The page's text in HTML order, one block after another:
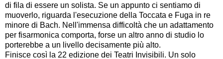
di fila di essere un solista. Se un appunto ci sentiamo di
muoverlo, riguarda l'esecuzione della Toccata e Fuga in re
minore di Bach. Nell'immensa difficoltà che un adattamento
per fisarmonica comporta, forse un altro anno di studio lo
porterebbe a un livello decisamente più alto.
Finisce così la 22 edizione dei Teatri Invisibili. Un solo